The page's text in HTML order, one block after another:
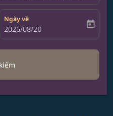
label
Ngày về
fc-booking-return-date-aria-label
2026/08/20 today